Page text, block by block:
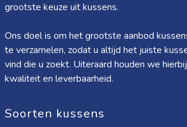
grootste keuze uit kussens.
Ons doel is om het grootste aanbod
te verzamelen, zodat u altijd het juiste
vind die u zoekt. Uiteraard houden we
kwaliteit en leverbaarheid.
Soorten kussens